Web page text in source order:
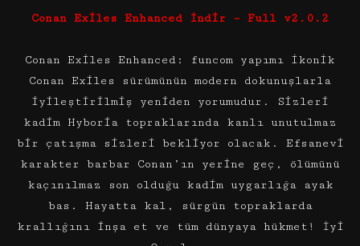
Conan Exiles Enhanced İndir – Full v2.0.2
Conan Exiles Enhanced: funcom yapımı ikonik
Conan Exiles sürümünün modern dokunuşlarla
iyileştirilmiş yeniden yorumudur. Sizleri
kadim Hyboria topraklarında kanlı unutulmaz
bir çatışma sizleri bekliyor olacak. Efsanevi
karakter barbar Conan’ın yerine geç, ölümünü
kaçınılmaz son olduğu kadim uygarlığa ayak
bas. Hayatta kal, sürgün topraklarda
krallığını inşa et ve tüm dünyaya hükmet! İyi